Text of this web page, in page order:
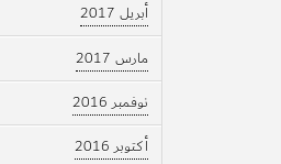
أبريل 2017
مارس 2017
نوفمبر 2016
أكتوبر 2016